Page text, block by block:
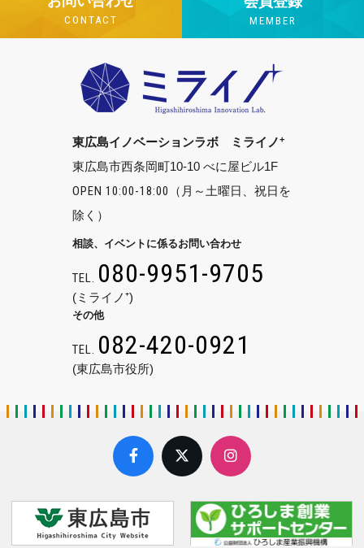
CONTACT MEMBER
東広島イノベーションラボ ミライノ+
東広島市西条岡町10-10 べに屋ビル1F
OPEN 10:00-18:00
（月～土曜日、祝日を
除く）
相談、イベントに係るお問い合わせ
TEL. 080-9951-9705
(ミライノ⁺)
その他
TEL. 082-420-0921
(東広島市役所)